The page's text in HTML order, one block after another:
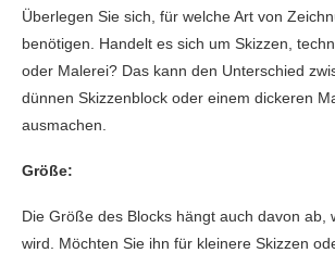
Überlegen Sie sich, für welche Art von
benötigen. Handelt es sich um Skizzen,
oder Malerei? Das kann den Unterschied
dünnen Skizzenblock oder einem dickeren
ausmachen.
Größe:
Die Größe des Blocks hängt auch davon ab,
wird. Möchten Sie ihn für kleinere Skizzen